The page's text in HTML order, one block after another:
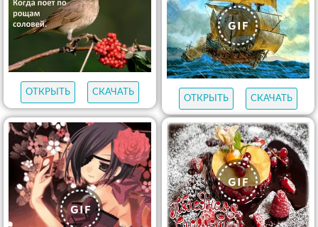
ОТКРЫТЬ СКАЧАТЬ
ОТКРЫТЬ СКАЧАТЬ